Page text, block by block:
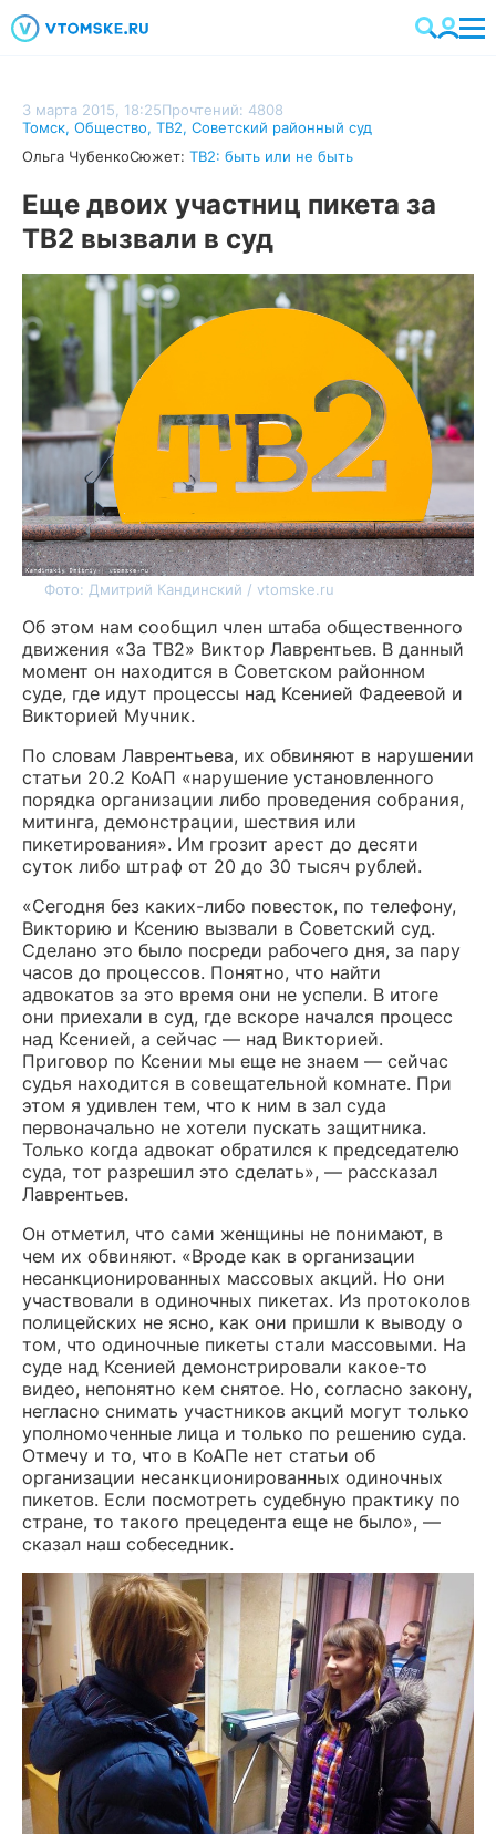
3 марта 2015, 18:25Прочтений: 4808
Томск, Общество, ТВ2, Советский районный суд
Ольга ЧубенкоСюжет: ТВ2: быть или не быть
Еще двоих участниц пикета за
ТВ2 вызвали в суд
Фото: Дмитрий Кандинский / vtomske.ru
Об этом нам сообщил член штаба общественного
движения «За ТВ2» Виктор Лаврентьев. В данный
момент он находится в Советском районном
суде, где идут процессы над Ксенией Фадеевой и
Викторией Мучник.
По словам Лаврентьева, их обвиняют в нарушении
статьи 20.2 КоАП «нарушение установленного
порядка организации либо проведения собрания,
митинга, демонстрации, шествия или
пикетирования». Им грозит арест до десяти
суток либо штраф от 20 до 30 тысяч рублей.
«Сегодня без каких-либо повесток, по телефону,
Викторию и Ксению вызвали в Советский суд.
Сделано это было посреди рабочего дня, за пару
часов до процессов. Понятно, что найти
адвокатов за это время они не успели. В итоге
они приехали в суд, где вскоре начался процесс
над Ксенией, а сейчас — над Викторией.
Приговор по Ксении мы еще не знаем — сейчас
судья находится в совещательной комнате. При
этом я удивлен тем, что к ним в зал суда
первоначально не хотели пускать защитника.
Только когда адвокат обратился к председателю
суда, тот разрешил это сделать», — рассказал
Лаврентьев.
Он отметил, что сами женщины не понимают, в
чем их обвиняют. «Вроде как в организации
несанкционированных массовых акций. Но они
участвовали в одиночных пикетах. Из протоколов
полицейских не ясно, как они пришли к выводу о
том, что одиночные пикеты стали массовыми. На
суде над Ксенией демонстрировали какое-то
видео, непонятно кем снятое. Но, согласно закону,
негласно снимать участников акций могут только
уполномоченные лица и только по решению суда.
Отмечу и то, что в КоАПе нет статьи об
организации несанкционированных одиночных
пикетов. Если посмотреть судебную практику по
стране, то такого прецедента еще не было», —
сказал наш собеседник.